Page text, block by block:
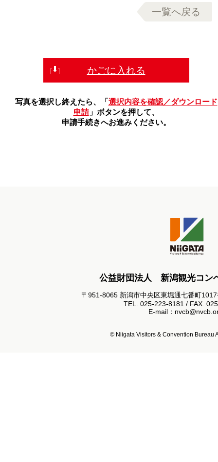
一覧へ戻る
かごに入れる
写真を選択し終えたら、「 選択内容を確認／ダウンロード
申請」ボタンを押して、
申請手続きへお進みください。
公益財団法人 新潟観光コン
〒951-8065 新潟市中央区東堀通七番町
TEL. 025-223-8181 / FAX.
E-mail：
© Niigata Visitors & Convention Bureau